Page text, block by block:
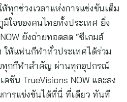
ทุกช่วงเวลาแห่งการแข่งขันเต็ม
ใจของคนไทยทั้งประเทศ ยิ่ง
ยังถ่ายทอดสด “ซีเกมส์
ให้แฟนกีฬาทั่วประเทศได้ร่วม
ทุกกีฬาสำคัญ ผ่านทุกอุปกรณ์
ชัน TrueVisions NOW และลง
ารแข่งขันได้ที่นี่ ที่เดียว ทันที